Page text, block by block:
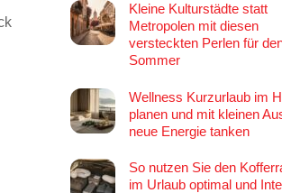
Kleine Kulturstädte statt
Metropolen mit diesen
versteckten Perlen für
Sommer
Wellness Kurzurlaub im
planen und mit kleinen
neue Energie tanken
So nutzen Sie den
im Urlaub optimal und